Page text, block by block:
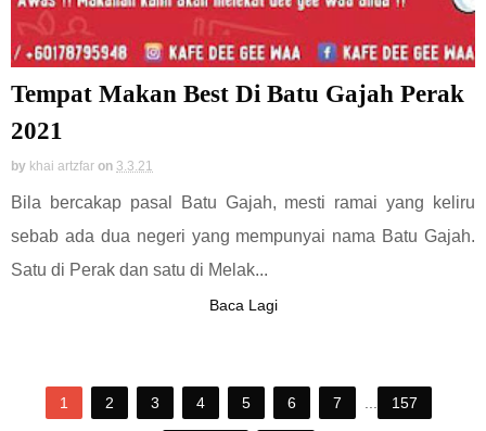
Tempat Makan Best Di Batu Gajah Perak
2021
by khai artzfar on 3.3.21
Bila bercakap pasal Batu Gajah, mesti ramai yang keliru
sebab ada dua negeri yang mempunyai nama Batu Gajah.
Satu di Perak dan satu di Melak...
Baca Lagi
1 2 3 4 5 6 7 157